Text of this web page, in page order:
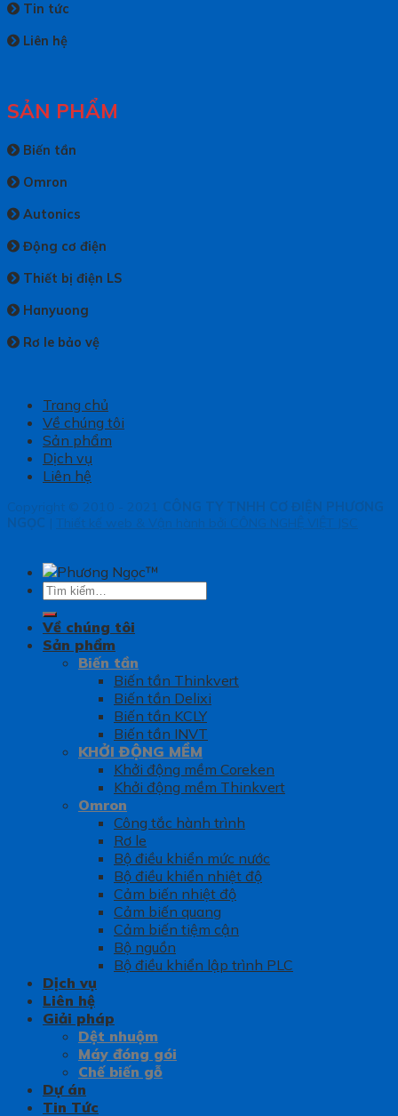
Tin tức
Liên hệ
SẢN PHẨM
Biến tần
Omron
Autonics
Động cơ điện
Thiết bị điện LS
Hanyuong
Rơ le bảo vệ
Trang chủ
Về chúng tôi
Sản phẩm
Dịch vụ
Liên hệ
Copyright © 2010 - 2021 CÔNG TY TNHH CƠ ĐIỆN PHƯƠNG
NGỌC | Thiết kế web & Vận hành bởi CÔNG NGHỆ VIỆT JSC
Tìm
Về chúng tôi
Sản phẩm
Biến tần
Biến tần Thinkvert
Biến tần Delixi
Biến tần KCLY
Biến tần INVT
KHỞI ĐỘNG MỀM
Khởi động mềm Coreken
Khởi động mềm Thinkvert
Omron
Công tắc hành trình
Rơ le
Bộ điều khiển mức nước
Bộ điều khiển nhiệt độ
Cảm biến nhiệt độ
Cảm biến quang
Cảm biến tiệm cận
Bộ nguồn
Bộ điều khiển lập trình PLC
Dịch vụ
Liên hệ
Giải pháp
Dệt nhuộm
Máy đóng gói
Chế biến gỗ
Dự án
Tin Tức